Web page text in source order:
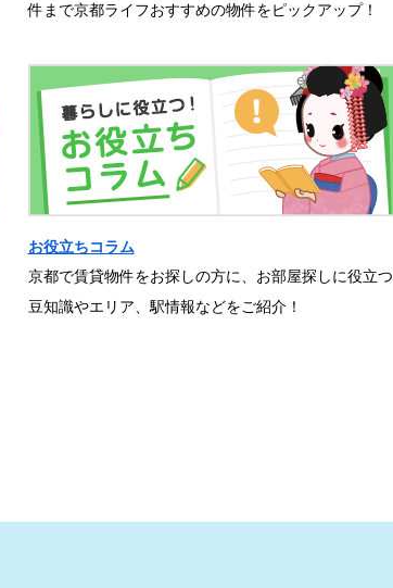
件まで京都ライフおすすめの物件をピックアップ！
お役立ちコラム
京都で賃貸物件をお探しの方に、お部屋探しに役立つ
豆知識やエリア、駅情報などをご紹介！